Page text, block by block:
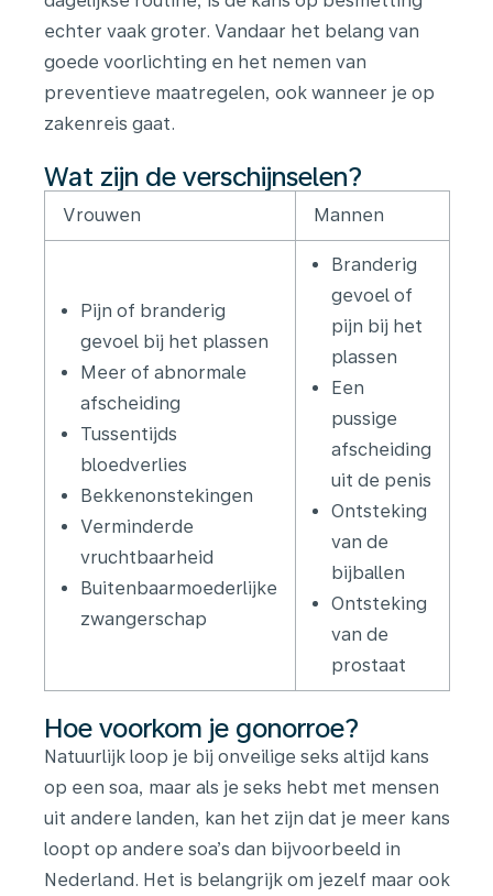
echter vaak groter. Vandaar het belang van
goede voorlichting en het nemen van
preventieve maatregelen, ook wanneer je op
zakenreis gaat.
Wat zijn de verschijnselen?
Vrouwen Mannen
Pijn of branderig
gevoel bij het plassen
Meer of abnormale
afscheiding
Tussentijds
bloedverlies
Bekkenonstekingen
Verminderde
vruchtbaarheid
Buitenbaarmoederlijke
zwangerschap
Branderig
gevoel of
pijn bij het
plassen
Een
pussige
afscheiding
uit de penis
Ontsteking
van de
bijballen
Ontsteking
van de
prostaat
Hoe voorkom je gonorroe?
Natuurlijk loop je bij onveilige seks altijd kans
op een soa, maar als je seks hebt met mensen
uit andere landen, kan het zijn dat je meer kans
loopt op andere soa’s dan bijvoorbeeld in
Nederland. Het is belangrijk om jezelf maar ook